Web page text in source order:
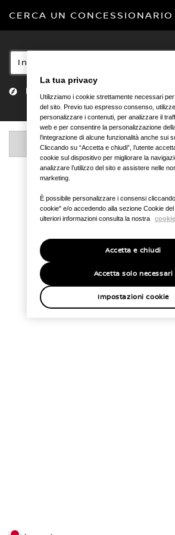
CERCA UN CONCESSIONARIO
Località attuale
Elenco
La tua privacy
Utilizziamo i cookie strettamente necessari
del sito. Previo tuo espresso consenso,
personalizzare i contenuti, per analizzare il
web e per consentire la personalizzazione
l’integrazione di alcune funzionalità anche sui
Cliccando su “Accetta e chiudi”, l’utente
cookie sul dispositivo per migliorare la
analizzare l’utilizzo del sito e assistere nelle
marketing.
È possibile personalizzare i consensi
cookie" e/o accedendo alla sezione Cookie
ulteriori informazioni consulta la nostra
Accetta solo necessari
Accetta e chiudi
Impostazioni cookie